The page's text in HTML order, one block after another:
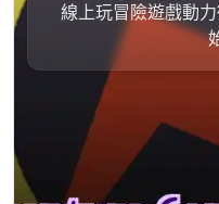
線上玩冒險遊戲動